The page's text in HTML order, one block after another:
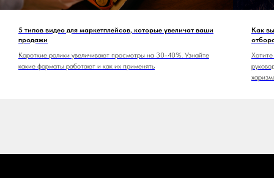
5 типов видео для маркетплейсов, которые увеличат ваши
продажи
Короткие ролики увеличивают просмотры на 30-40%. Узнайте
какие форматы работают и как их применять
Как